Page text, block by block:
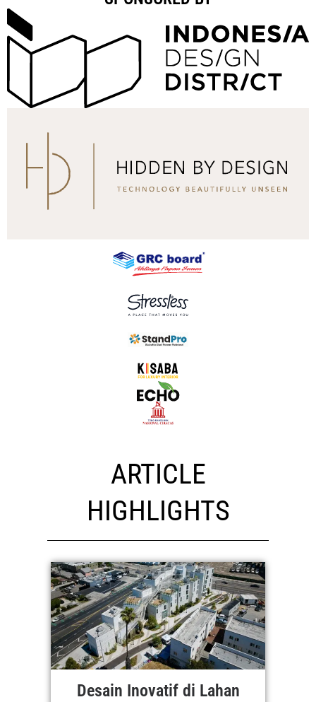
ARTICLE
HIGHLIGHTS
Desain Inovatif di Lahan